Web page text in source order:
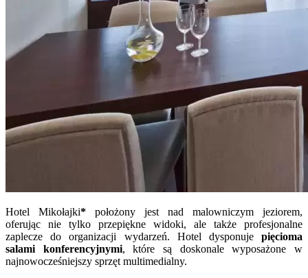
Hotel Mikołajki* położony jest nad malowniczym jeziorem,
oferując nie tylko przepiękne widoki, ale także profesjonalne
zaplecze do organizacji wydarzeń. Hotel dysponuje pięcioma
salami konferencyjnymi, które są doskonale wyposażone w
najnowocześniejszy sprzęt multimedialny.